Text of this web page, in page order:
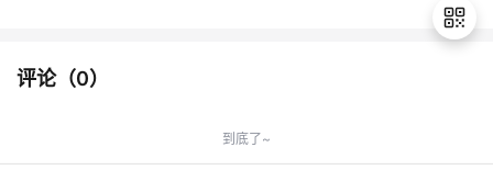
评论（0）
到底了~